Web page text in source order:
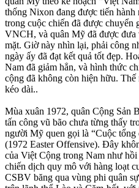
thống Nixon đang được tiến hành
trong cuộc chiến đã được chuyển
VNCH, và quân Mỹ đã được
mặt. Giờ này nhìn lại, phải công
ngày ấy đã đạt kết quả tốt đẹp.
Nam đã giảm hẳn, và hình thức
cộng đã không còn hiện hữu.
kéo dài..
Mùa xuân 1972, quân Cộng Sản
tấn công vũ bão chưa từng thấy
người Mỹ quen gọi là “Cuộc tổng
(1972 Easter Offensive). Đây
của Việt Cộng trong Nam như
chiến dịch quy mô với hàng loạt
CSBV băng qua vùng phi quân